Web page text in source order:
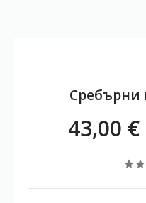
Сребърни
43,00